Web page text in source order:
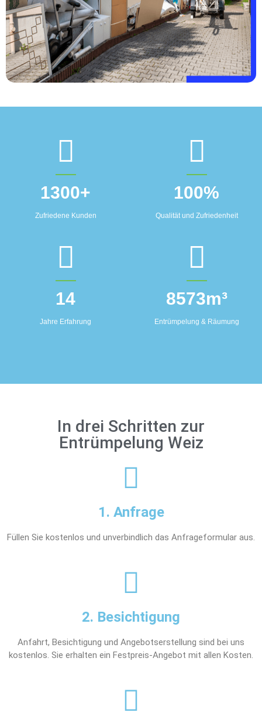
1300+
Zufriedene Kunden
100%
Qualität und Zufriedenheit
14
Jahre Erfahrung
8573m³
Entrümpelung & Räumung
In drei Schritten zur
Entrümpelung Weiz
1. Anfrage
Füllen Sie kostenlos und unverbindlich das Anfrageformular aus.
2. Besichtigung
Anfahrt, Besichtigung und Angebotserstellung sind bei uns
kostenlos. Sie erhalten ein Festpreis-Angebot mit allen Kosten.